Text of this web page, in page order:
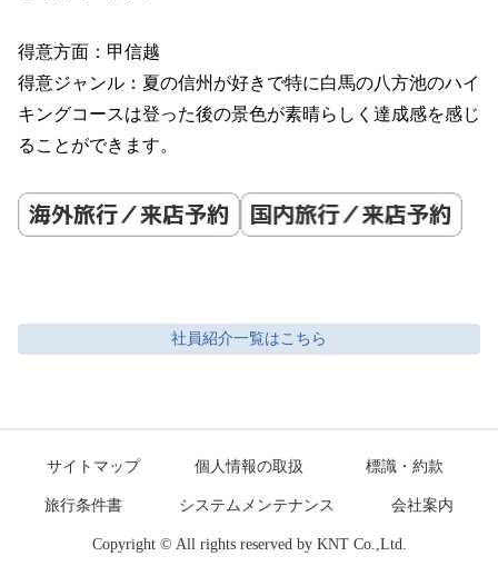
得意方面：甲信越
得意ジャンル：夏の信州が好きで特に白馬の八方池のハイ
キングコースは登った後の景色が素晴らしく達成感を感じ
社員紹介一覧はこちら
サイトマップ 個人情報の取扱 標識・約款
旅行条件書 システムメンテナンス 会社案内
Copyright © All rights reserved by KNT Co.,Ltd.